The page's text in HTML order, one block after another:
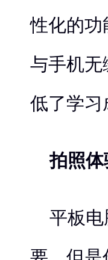
性化的功
与手机无
低了学习
拍照体
平板